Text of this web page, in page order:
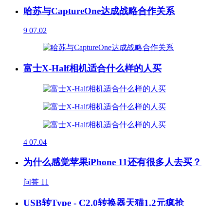
哈苏与CaptureOne达成战略合作关系
9 07.02
富士X-Half相机适合什么样的人买
4 07.04
为什么感觉苹果iPhone 11还有很多人去买？
问答 11
USB转Type - C2.0转换器天猫1.2元疯抢